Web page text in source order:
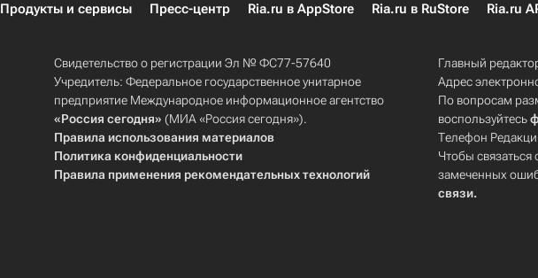
Продукты и сервисы Пресс-центр Ria.ru в AppStore Ria.ru в RuStore Ria.ru
Свидетельство о регистрации Эл № ФС77-57640
Учредитель: Федеральное государственное унитарное
предприятие Международное информационное агентство
«Россия сегодня» (МИА «Россия сегодня»).
Правила использования материалов
Политика конфиденциальности
Правила применения рекомендательных технологий
Главный
Адрес
По вопросам
воспользуйтесь
Телефон
Чтобы связаться
замеченных
связи.